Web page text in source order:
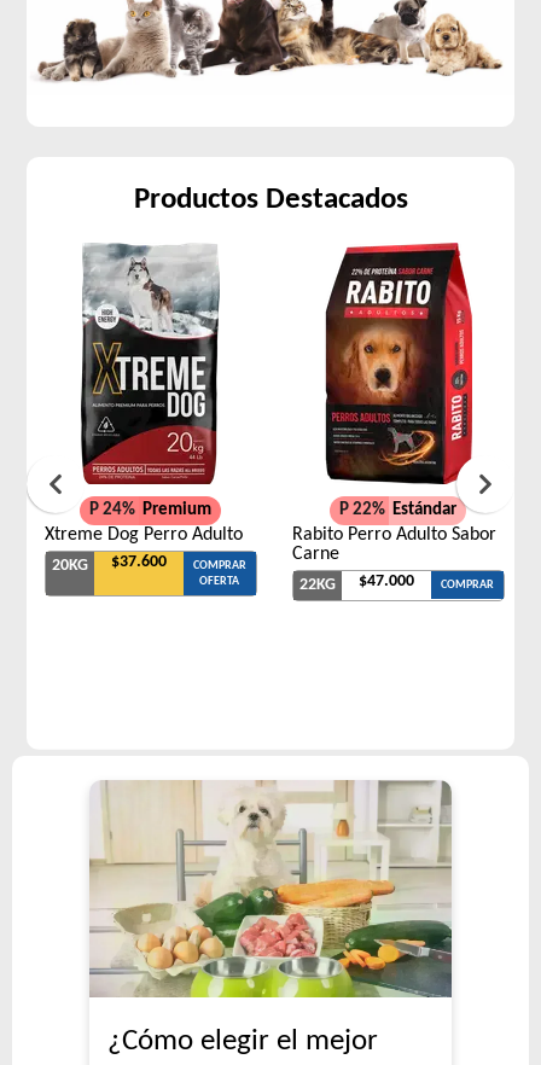
Productos Destacados
P 24% Premium
Xtreme Dog Perro Adulto
20KG $37.600
COMPRAR
OFERTA
P 22% Estándar
Rabito Perro Adulto Sabor
Carne
22KG $47.000 COMPRAR
¿Cómo elegir el mejor